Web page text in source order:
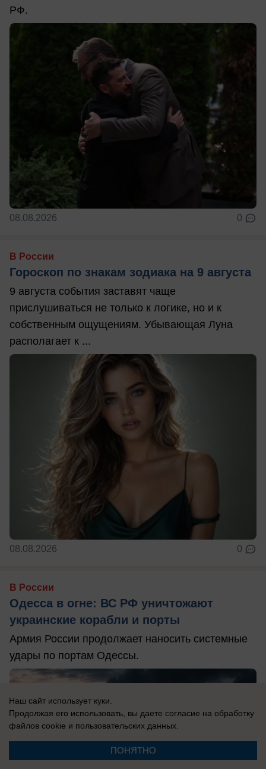
РФ.
08.08.2026 0
В России
Гороскоп по знакам зодиака на 9 августа
9 августа события заставят чаще
прислушиваться не только к логике, но и к
собственным ощущениям. Убывающая Луна
располагает к ...
08.08.2026 0
В России
Одесса в огне: ВС РФ уничтожают
украинские корабли и порты
Армия России продолжает наносить системные
удары по портам Одессы.
Наш сайт использует куки.
Продолжая его использовать, вы даете согласие на обработку
файлов cookie и пользовательских данных.
ПОНЯТНО